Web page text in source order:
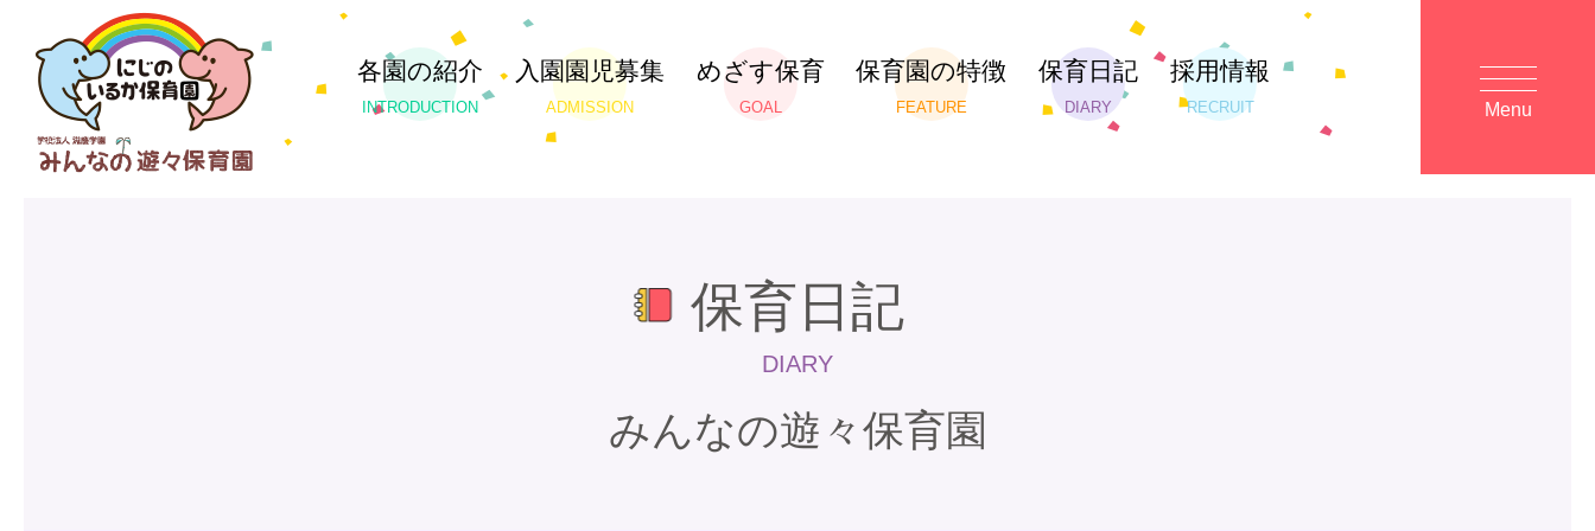
各園の紹介
INTRODUCTION
入園園児募集
ADMISSION
めざす保育
GOAL
保育園の特徴
FEATURE
保育日記
DIARY
採用情報
RECRUIT Menu
保育日記
DIARY
みんなの遊々保育園